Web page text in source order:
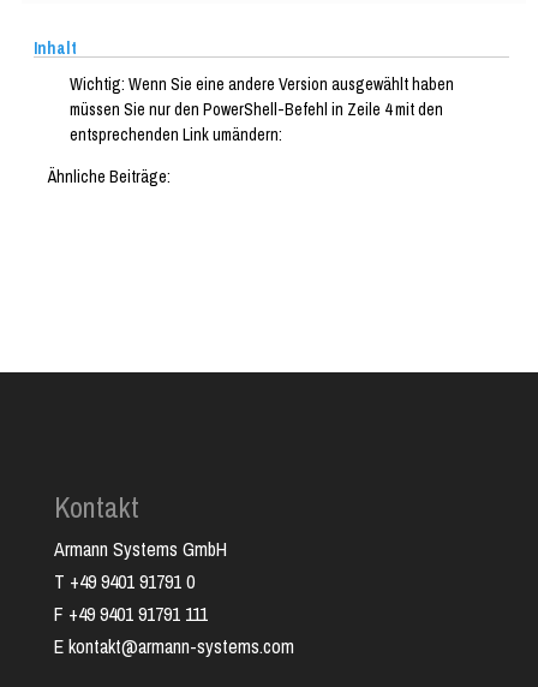
Inhalt
Wichtig: Wenn Sie eine andere Version ausgewählt haben
müssen Sie nur den PowerShell-Befehl in Zeile 4 mit den
entsprechenden Link umändern:
Ähnliche Beiträge:
Kontakt
Armann Systems GmbH
T +49 9401 91791 0
F +49 9401 91791 111
E kontakt@armann-systems.com